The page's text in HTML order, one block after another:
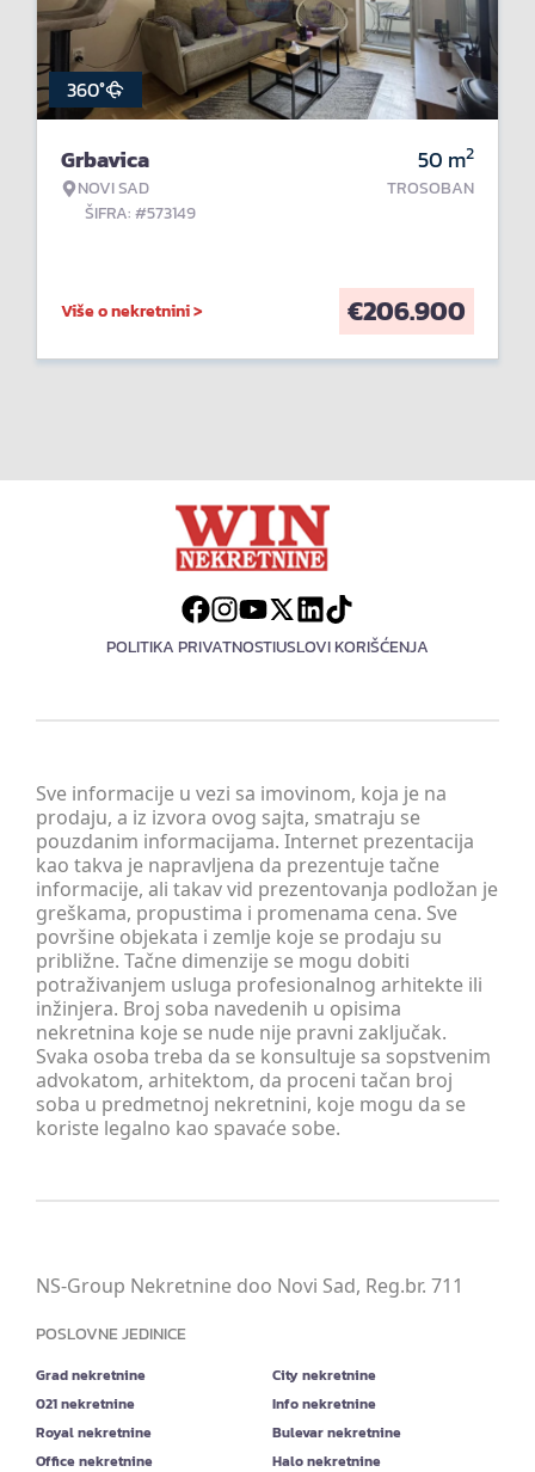
360°
Grbavica
NOVI SAD
ŠIFRA: #573149
50 m2
TROSOBAN
Više o nekretnini > €206.900
POLITIKA PRIVATNOSTIUSLOVI KORIŠĆENJA
Sve informacije u vezi sa imovinom, koja je na
prodaju, a iz izvora ovog sajta, smatraju se
pouzdanim informacijama. Internet prezentacija
kao takva je napravljena da prezentuje tačne
informacije, ali takav vid prezentovanja podložan je
greškama, propustima i promenama cena. Sve
površine objekata i zemlje koje se prodaju su
približne. Tačne dimenzije se mogu dobiti
potraživanjem usluga profesionalnog arhitekte ili
inžinjera. Broj soba navedenih u opisima
nekretnina koje se nude nije pravni zaključak.
Svaka osoba treba da se konsultuje sa sopstvenim
advokatom, arhitektom, da proceni tačan broj
soba u predmetnoj nekretnini, koje mogu da se
koriste legalno kao spavaće sobe.
NS-Group Nekretnine doo Novi Sad, Reg.br. 711
POSLOVNE JEDINICE
Grad nekretnine
City nekretnine
021 nekretnine
Info nekretnine
Royal nekretnine
Bulevar nekretnine
Office nekretnine
Halo nekretnine